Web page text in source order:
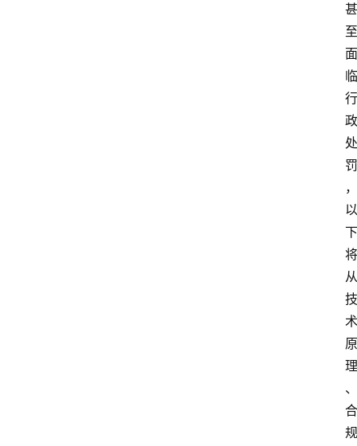
甚
至
面
临
行
政
处
罚
，
以
下
将
从
技
术
原
理
、
合
规